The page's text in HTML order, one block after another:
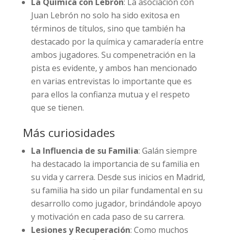
Juan Lebrón no solo ha sido exitosa en
términos de títulos, sino que también ha
destacado por la química y camaradería entre
ambos jugadores. Su compenetración en la
pista es evidente, y ambos han mencionado
en varias entrevistas lo importante que es
para ellos la confianza mutua y el respeto
que se tienen.
Más curiosidades
La Influencia de su Familia: Galán siempre
ha destacado la importancia de su familia en
su vida y carrera. Desde sus inicios en Madrid,
su familia ha sido un pilar fundamental en su
desarrollo como jugador, brindándole apoyo
y motivación en cada paso de su carrera.
Lesiones y Recuperación: Como muchos